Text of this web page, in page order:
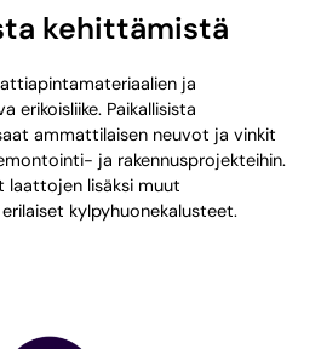
kehittämistä
ja
erikoisliike. Paikallisista
ammattilaisen neuvot ja vinkit
ja rakennusprojekteihin.
laattojen lisäksi muut
kylpyhuonekalusteet.